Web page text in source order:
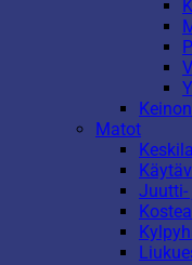
Matot
Juutti-